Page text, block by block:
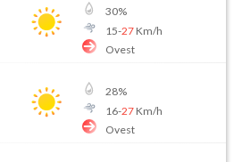
30%
15-27Km/h
Ovest
28%
16-27Km/h
Ovest